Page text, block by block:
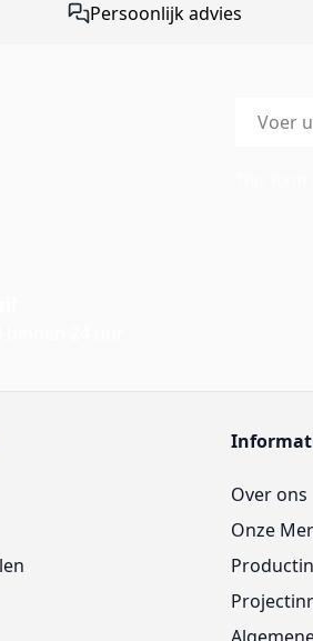
Persoonlijk advies
E-
Over ons
Onze